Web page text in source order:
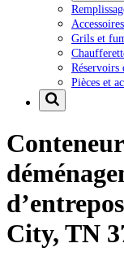
Grils et
Réservoirs
Pièces et
City, TN